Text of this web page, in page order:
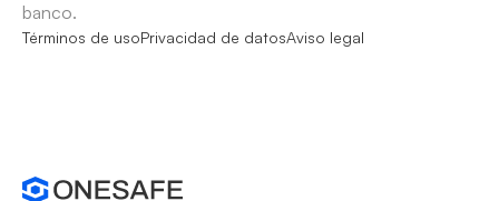
banco.
Términos de usoPrivacidad de datosAviso legal